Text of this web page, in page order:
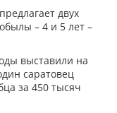
двух
– 4 и 5 лет –
выставили на
саратовец
за 450 тысяч